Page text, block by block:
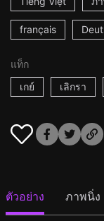
français
แท็ก
เกย์
เลิกรา
ตัวอย่าง ภาพนิ่ง